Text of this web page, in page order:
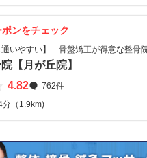
ンをチェック
通いやすい】 骨盤矯正が得意な整骨
【月が丘院】
4.82
762件
分（1.9km)